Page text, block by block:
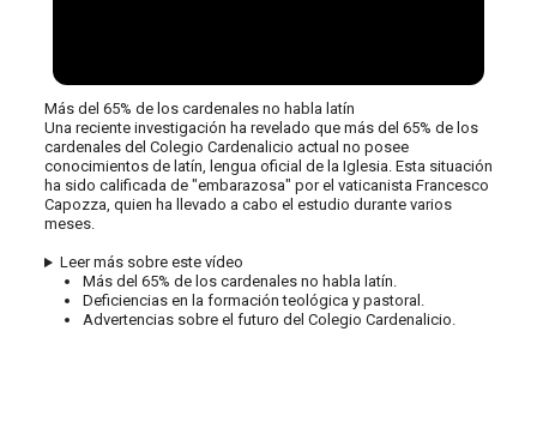
Más del 65% de los cardenales no habla latín
Una reciente investigación ha revelado que más del 65% de los
cardenales del Colegio Cardenalicio actual no posee
conocimientos de latín, lengua oficial de la Iglesia. Esta situación
ha sido calificada de "embarazosa" por el vaticanista Francesco
Capozza, quien ha llevado a cabo el estudio durante varios
meses.
Leer más sobre este vídeo
Más del 65% de los cardenales no habla latín.
Deficiencias en la formación teológica y pastoral.
Advertencias sobre el futuro del Colegio Cardenalicio.